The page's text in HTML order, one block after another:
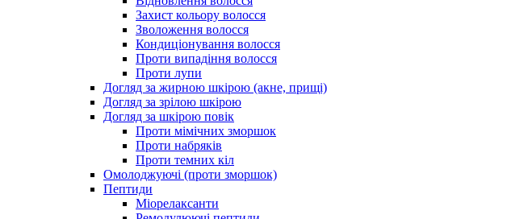
Захист кольору волосся
Зволоження волосся
Кондиціонування волосся
Проти випадіння волосся
Проти лупи
Догляд за жирною шкірою (акне, прищі)
Догляд за зрілою шкірою
Догляд за шкірою повік
Проти мімічних зморшок
Проти набряків
Проти темних кіл
Омолоджуючі (проти зморшок)
Пептиди
Міорелаксанти